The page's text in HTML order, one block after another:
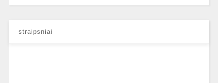
straipsniai